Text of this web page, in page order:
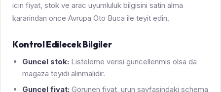
icin fiyat, stok ve arac uyumluluk bilgisini satin alma
kararindan once Avrupa Oto Buca ile teyit edin.
Kontrol Edilecek Bilgiler
Guncel stok: Listeleme verisi guncellenmis olsa da
magaza teyidi alinmalidir.
Guncel fiyat: Gorunen fiyat, urun sayfasindaki schema